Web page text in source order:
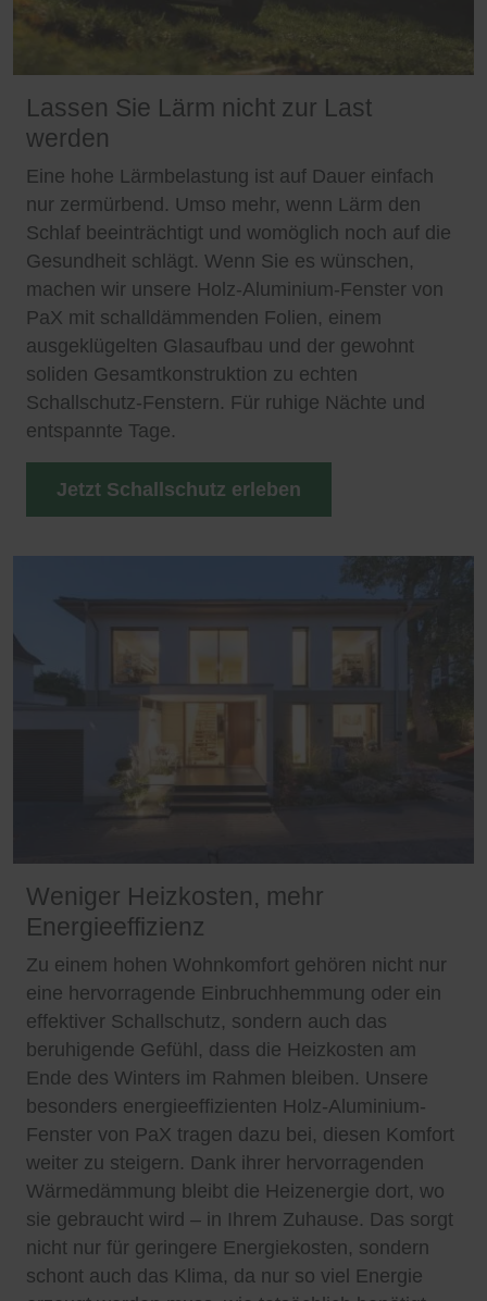
Lassen Sie Lärm nicht zur Last
werden
Eine hohe Lärmbelastung ist auf Dauer einfach
nur zermürbend. Umso mehr, wenn Lärm den
Schlaf beeinträchtigt und womöglich noch auf die
Gesundheit schlägt. Wenn Sie es wünschen,
machen wir unsere Holz-Aluminium-Fenster von
PaX mit schalldämmenden Folien, einem
ausgeklügelten Glasaufbau und der gewohnt
soliden Gesamtkonstruktion zu echten
Schallschutz-Fenstern. Für ruhige Nächte und
entspannte Tage.
Jetzt Schallschutz erleben
Weniger Heizkosten, mehr
Energieeffizienz
Zu einem hohen Wohnkomfort gehören nicht nur
eine hervorragende Einbruchhemmung oder ein
effektiver Schallschutz, sondern auch das
beruhigende Gefühl, dass die Heizkosten am
Ende des Winters im Rahmen bleiben. Unsere
besonders energieeffizienten Holz-Aluminium-
Fenster von PaX tragen dazu bei, diesen Komfort
weiter zu steigern. Dank ihrer hervorragenden
Wärmedämmung bleibt die Heizenergie dort, wo
sie gebraucht wird – in Ihrem Zuhause. Das sorgt
nicht nur für geringere Energiekosten, sondern
schont auch das Klima, da nur so viel Energie